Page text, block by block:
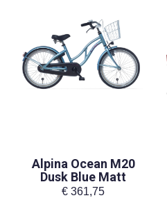
Alpina Ocean M20
Dusk Blue Matt
€ 361,75